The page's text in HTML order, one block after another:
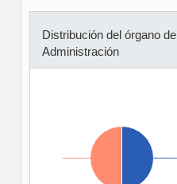
Distribución del órgano de
Administración